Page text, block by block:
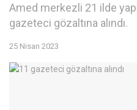
Amed merkezli 21 ilde
gazeteci gözaltına alındı.
25 Nisan 2023